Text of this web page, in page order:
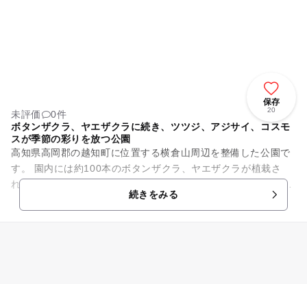
保存
20
未評価
0件
ボタンザクラ、ヤエザクラに続き、ツツジ、アジサイ、コスモ
スが季節の彩りを放つ公園
高知県高岡郡の越知町に位置する横倉山周辺を整備した公園で
す。 園内には約100本のボタンザクラ、ヤエザクラが植栽さ
れ、例年4月中旬から5月上旬のシーズンには、たくさんのお花
続きをみる